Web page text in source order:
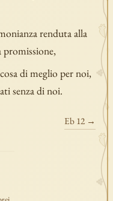
renduta alla
di meglio per noi,
senza di noi.
Eb 12 →